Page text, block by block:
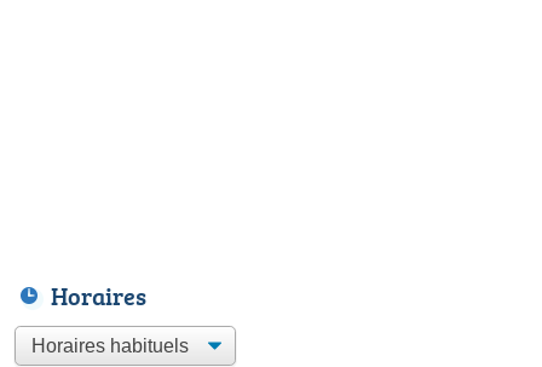
Horaires